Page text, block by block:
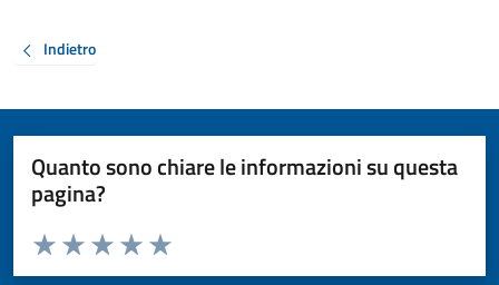
Indietro
Quanto sono chiare le informazioni su questa
pagina?
Valuta da 1 a 5 stelle la pagina
Valuta 5 stelle su 5
Valuta 4 stelle su 5
Valuta 3 stelle su 5
Valuta 2 stelle su 5
Valuta 1 stelle su 5